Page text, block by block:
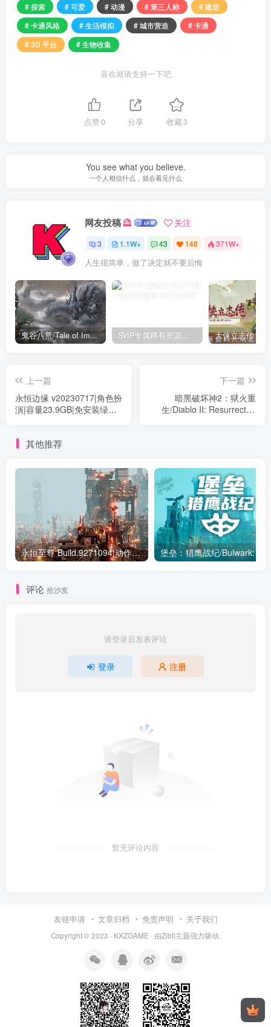
# 探索
# 可爱 # 动漫 # 第三人称
# 建造
# 卡通风格
# 生活模拟 # 城市营造
# 卡通
# 3D 平台
# 生物收集
喜欢就请支持一下吧
点赞0 分享 收藏3
You see what you believe.
一个人相信什么，就会看见什么
网友投稿 关注
3 1.1W+ 43 148 371W+
人生很简单，做了决定就不要后悔
鬼谷八荒/Tale of Immortal v1.2.105.259|角色扮演|容量27.4GB|免安装绿色中文版 SVIP专属稀有资源下载 – 持续更新中
上一篇
永恒边缘 v20230717|角色扮
演|容量23.9GB|免安装绿色
下一篇
暗黑破坏神2：狱火重
生/Diablo II: Resurrected
其他推荐
永恒至尊 Build.9271094|动作冒险|容量4.7GB|免安装绿色中文版
评论 抢沙发
请登录后发表评论
登录 注册
暂无评论内容
友链申请 文章归档 免责声明 关于我们
Copyright © 2023 · KXZGAME · 由Zibll主题强力驱动.